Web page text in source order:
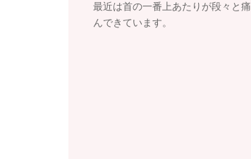
最近は首の一番上あたりが段々と痛
んできています。